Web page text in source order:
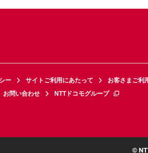
ー サイトご利用にあたって お客さまご利
お問い合わせ NTTドコモグループ
©